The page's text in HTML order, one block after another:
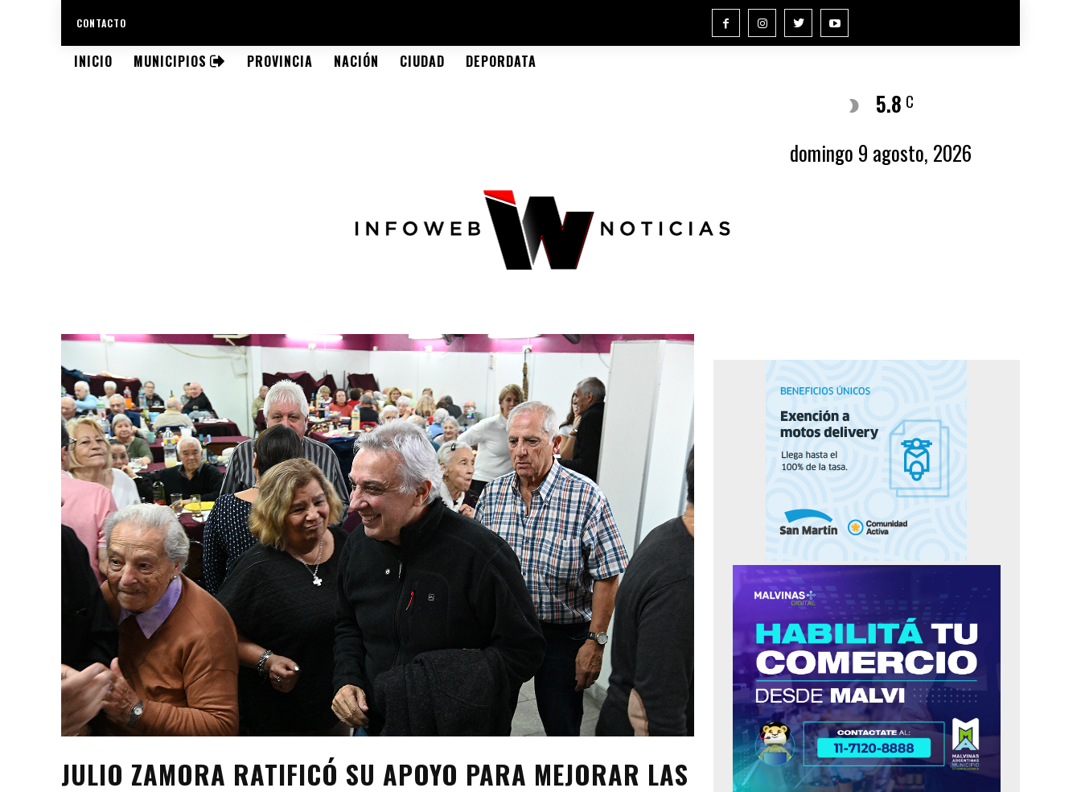
CONTACTO
INICIO MUNICIPIOS PROVINCIA NACIÓN CIUDAD DEPORDATA
5.8 C
domingo 9 agosto, 2026
JULIO ZAMORA RATIFICÓ SU APOYO PARA MEJORAR LAS